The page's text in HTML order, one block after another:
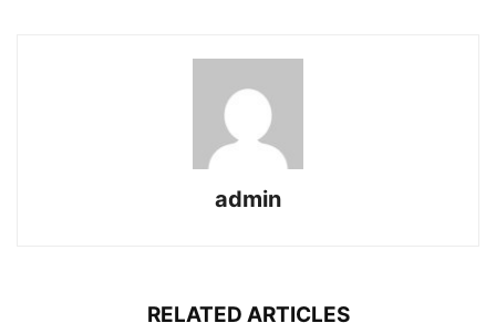
admin
RELATED ARTICLES